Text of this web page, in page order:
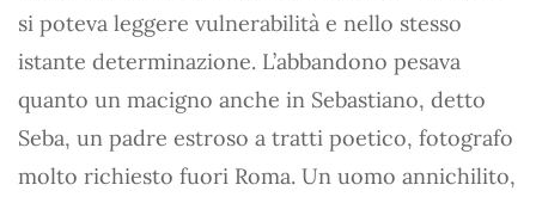
si poteva leggere vulnerabilità e nello stesso
istante determinazione. L’abbandono pesava
quanto un macigno anche in Sebastiano, detto
Seba, un padre estroso a tratti poetico, fotografo
molto richiesto fuori Roma. Un uomo annichilito,